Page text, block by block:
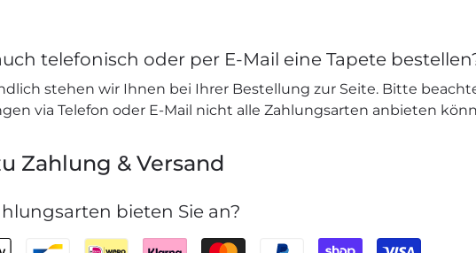
telefonisch oder per E-Mail eine Tapete
stehen wir Ihnen bei Ihrer Bestellung zur Seite. Bitte
via Telefon oder E-Mail nicht alle Zahlungsarten anbieten
Zahlung & Versand
bieten Sie an?